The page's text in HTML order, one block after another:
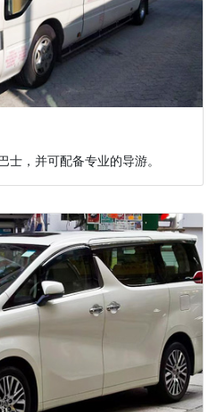
，并可配备专业的导游。